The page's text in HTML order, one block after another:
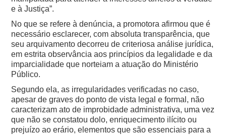
e à Justiça”.
No que se refere à denúncia, a promotora afirmou que é
necessário esclarecer, com absoluta transparência, que
seu arquivamento decorreu de criteriosa análise jurídica,
em estrita observância aos princípios da legalidade e da
imparcialidade que norteiam a atuação do Ministério
Público.
Segundo ela, as irregularidades verificadas no caso,
apesar de graves do ponto de vista legal e formal, não
caracterizam ato de improbidade administrativa, uma vez
que não se constatou dolo, enriquecimento ilícito ou
prejuízo ao erário, elementos que são essenciais para a